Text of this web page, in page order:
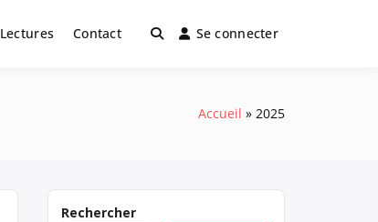
Lectures Contact Se connecter
Accueil 2025
Rechercher